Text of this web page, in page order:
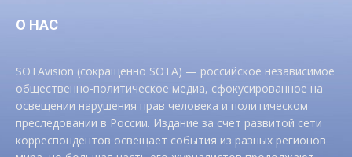
О НАС
SOTAvision (сокращенно SOTA) — российское независимое
общественно-политическое медиа, сфокусированное на
освещении нарушения прав человека и политическом
преследовании в России. Издание за счет развитой сети
корреспондентов освещает события из разных регионов